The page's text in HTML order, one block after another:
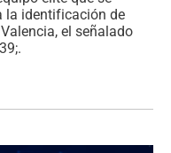
la identificación de
el señalado